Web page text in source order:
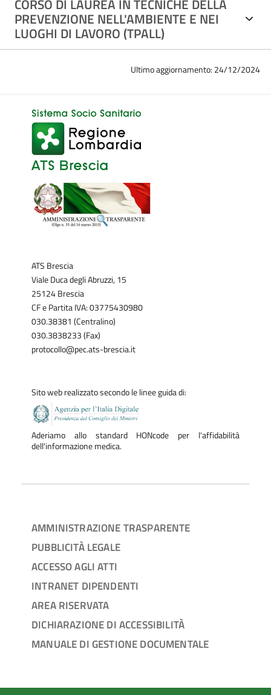
CORSO DI LAUREA IN TECNICHE DELLA
PREVENZIONE NELL'AMBIENTE E NEI
LUOGHI DI LAVORO (TPALL)
Ultimo aggiornamento: 24/12/2024
ATS Brescia
Viale Duca degli Abruzzi, 15
25124 Brescia
CF e Partita IVA: 03775430980
030.38381 (Centralino)
030.3838233 (Fax)
protocollo@pec.ats-brescia.it
Sito web realizzato secondo le linee guida di:
Aderiamo allo standard HONcode per l'affidabilità
dell'informazione medica.
AMMINISTRAZIONE TRASPARENTE
PUBBLICITÀ LEGALE
ACCESSO AGLI ATTI
INTRANET DIPENDENTI
AREA RISERVATA
DICHIARAZIONE DI ACCESSIBILITÀ
MANUALE DI GESTIONE DOCUMENTALE